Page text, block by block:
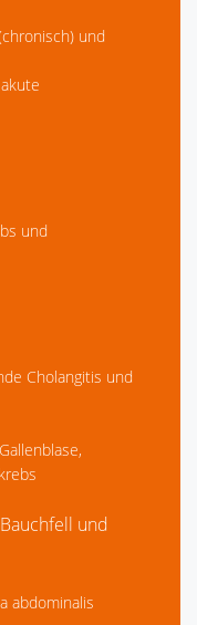
und
und
Cholangitis und
und
abdominalis